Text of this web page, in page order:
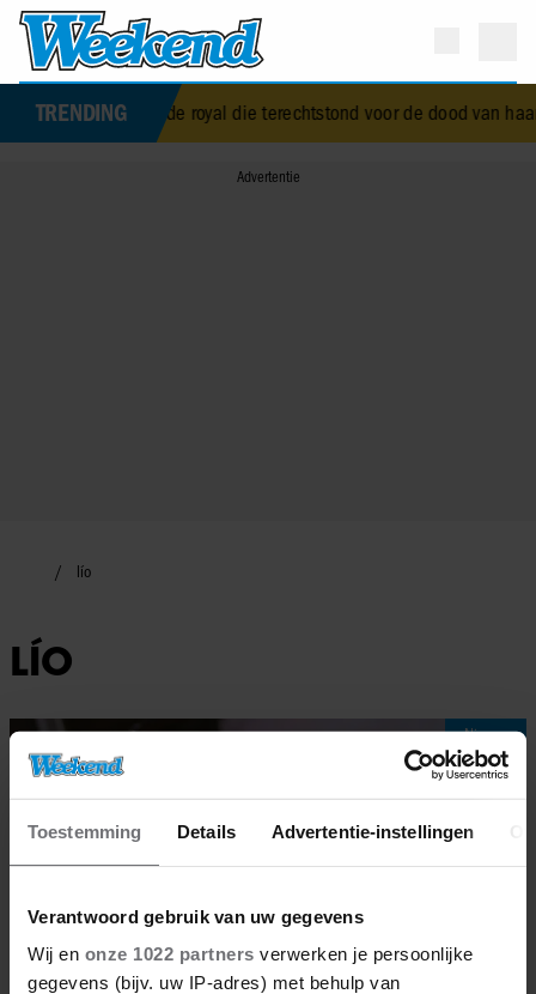
Toestemming Details Advertentie-instellingen
Verantwoord gebruik van uw gegevens
Wij en onze 1022 partners verwerken je persoonlijke
gegevens (bijv. uw IP-adres) met behulp van
TRENDING
Alice Wise, de royal die terechtstond voor de dood van haar
lío
LÍO
Nieuws